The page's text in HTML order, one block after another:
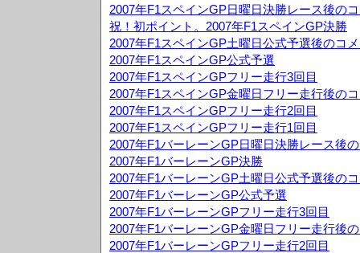
2007年F1スペインGP日曜日決勝レース後の
祝！初ポイント。2007年F1スペインGP決勝
2007年F1スペインGP土曜日公式予選後のコ
2007年F1スペインGP公式予選
2007年F1スペインGPフリー走行3回目
2007年F1スペインGP金曜日フリー走行後の
2007年F1スペインGPフリー走行2回目
2007年F1スペインGPフリー走行1回目
2007年F1バーレーンGP日曜日決勝レース後
2007年F1バーレーンGP決勝
2007年F1バーレーンGP土曜日公式予選後の
2007年F1バーレーンGP公式予選
2007年F1バーレーンGPフリー走行3回目
2007年F1バーレーンGP金曜日フリー走行後
2007年F1バーレーンGPフリー走行2回目